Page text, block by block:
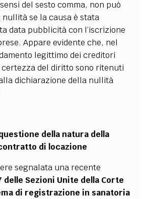
del sesto comma, non può
se la causa è stata
data pubblicità con l’iscrizione
Appare evidente che, nel
legittimo dei creditori
certezza del diritto sono ritenuti
dichiarazione della nullità
della natura della
di locazione
segnalata una recente
delle Sezioni Unite della Corte
di registrazione in sanatoria